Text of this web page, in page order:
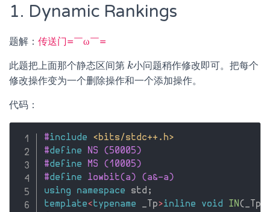
1. Dynamic Rankings
题解： 传送门=￣ω￣=
此题把上面那个静态区间第 k
k小问题稍作修改即可。把每个
修改操作变为一个删除操作和一个添加操作。
代码：
#include
<bits/stdc++.h>
#define NS (50005)
#define MS (10005)
#define lowbit(a) (a&-a)
using
namespace std ;
template<typename _Tp>inline void IN ( _Tp